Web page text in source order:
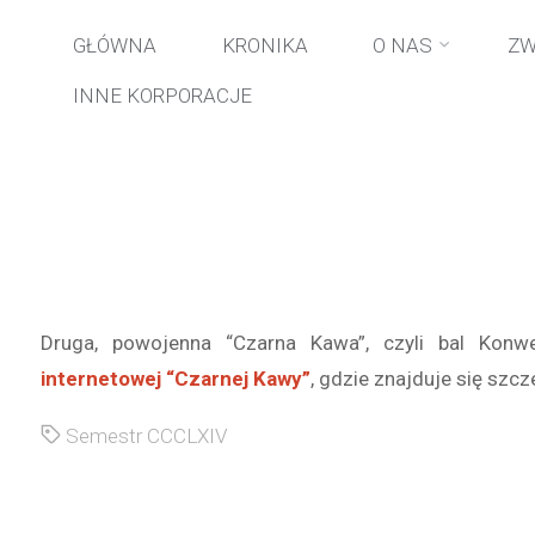
Przejdź
do
GŁÓWNA KRONIKA O NAS
INNE KORPORACJE
Druga, powojenna “Czarna Kawa”, czyli bal
internetowej “Czarnej Kawy”, gdzie znajduje się
Semestr CCCLXIV